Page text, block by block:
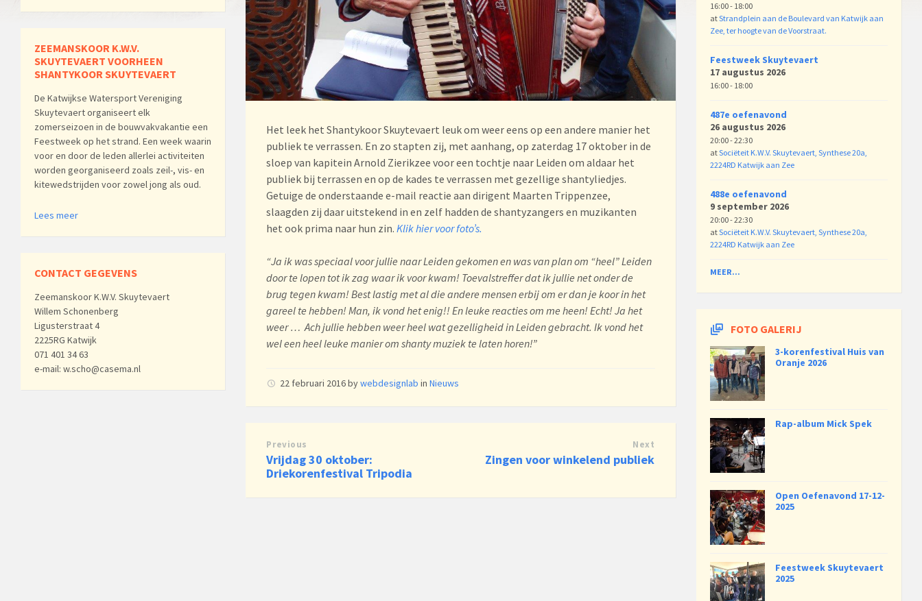
Het leek het Shantykoor Skuytevaert leuk om weer eens op een andere manier het
publiek te verrassen. En zo stapten zij, met aanhang, op zaterdag 17 oktober in de
sloep van kapitein Arnold Zierikzee voor een tochtje naar Leiden om aldaar het
publiek bij terrassen en op de kades te verrassen met gezellige shantyliedjes.
Getuige de onderstaande e-mail reactie aan dirigent Maarten Trippenzee,
slaagden zij daar uitstekend in en zelf hadden de shantyzangers en muzikanten
het ook prima naar hun zin.Klik hier voor foto’s.
“Ja ik was speciaal voor jullie naar Leiden gekomen en was van plan om “heel” Leiden
door te lopen tot ik zag waar ik voor kwam! Toevalstreffer dat ik jullie net onder de
brug tegen kwam! Best lastig met al die andere mensen erbij om er dan je koor in het
gareel te hebben! Man, ik vond het enig!! En leuke reacties om me heen! Echt! Ja het
weer … Ach jullie hebben weer heel wat gezelligheid in Leiden gebracht. Ik vond het
wel een heel leuke manier om shanty muziek te laten horen!”
22 februari 2016bywebdesignlab inNieuws
Previous
Vrijdag 30 oktober:
Driekorenfestival Tripodia
Next
Zingen voor winkelend publiek
ZEEMANSKOOR K.W.V.
SKUYTEVAERT VOORHEEN
SHANTYKOOR SKUYTEVAERT
De Katwijkse Watersport Vereniging
Skuytevaert organiseert elk
zomerseizoen in de bouwvakvakantie een
Feestweek op het strand. Een week waarin
voor en door de leden allerlei activiteiten
worden georganiseerd zoals zeil-, vis- en
kitewedstrijden voor zowel jong als oud.
Lees meer
CONTACT GEGEVENS
Zeemanskoor K.W.V. Skuytevaert
Willem Schonenberg
Ligusterstraat 4
2225RG Katwijk
071 401 34 63
e-mail: w.scho@casema.nl
16:00 - 18:00
atStrandplein aan de Boulevard van Katwijk aan
Zee, ter hoogte van de Voorstraat.
Feestweek Skuytevaert
17 augustus 2026
16:00 - 18:00
487e oefenavond
26 augustus 2026
20:00 - 22:30
atSociëteit K.W.V. Skuytevaert, Synthese 20a,
2224RD Katwijk aan Zee
488e oefenavond
9 september 2026
20:00 - 22:30
atSociëteit K.W.V. Skuytevaert, Synthese 20a,
2224RD Katwijk aan Zee
MEER...
FOTO GALERIJ
3-korenfestival Huis van
Oranje 2026
Rap-album Mick Spek
Open Oefenavond 17-12-
2025
Feestweek Skuytevaert
2025